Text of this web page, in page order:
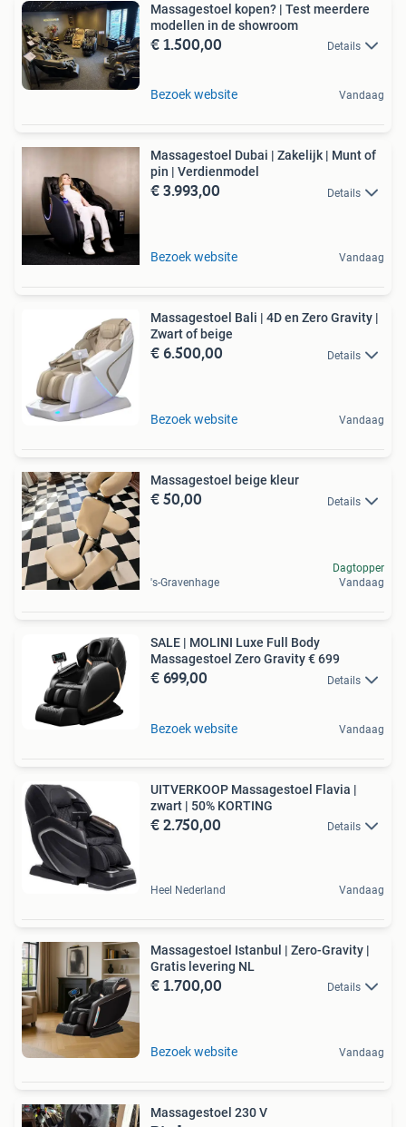
Massagestoel kopen? | Test meerdere
modellen in de showroom
€ 1.500,00 Details
Bezoek website Vandaag
Massagestoel Dubai | Zakelijk | Munt of
pin | Verdienmodel
€ 3.993,00 Details
Bezoek website Vandaag
Massagestoel Bali | 4D en Zero Gravity |
Zwart of beige
€ 6.500,00 Details
Bezoek website Vandaag
Massagestoel beige kleur
€ 50,00 Details
's-Gravenhage
Dagtopper
Vandaag
SALE | MOLINI Luxe Full Body
Massagestoel Zero Gravity € 699
€ 699,00 Details
Bezoek website Vandaag
UITVERKOOP Massagestoel Flavia |
zwart | 50% KORTING
€ 2.750,00 Details
Heel Nederland Vandaag
Massagestoel Istanbul | Zero-Gravity |
Gratis levering NL
€ 1.700,00 Details
Bezoek website Vandaag
Massagestoel 230 V